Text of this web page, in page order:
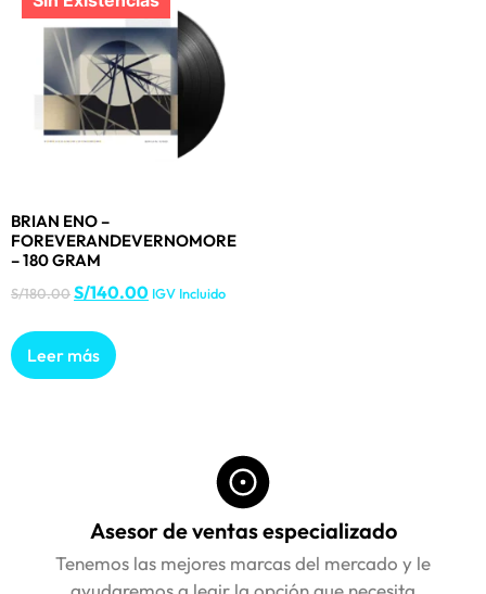
BRIAN ENO –
FOREVERANDEVERNOMORE
– 180 GRAM
S/180.00S/140.00 IGV Incluido
Leer más
Asesor de ventas especializado
Tenemos las mejores marcas del mercado y le